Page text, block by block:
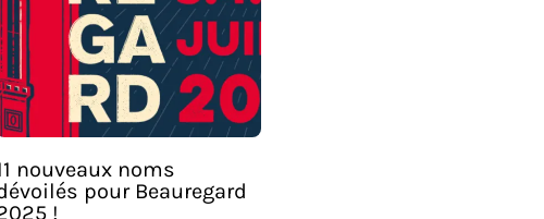
nouveaux noms
pour Beauregard
!